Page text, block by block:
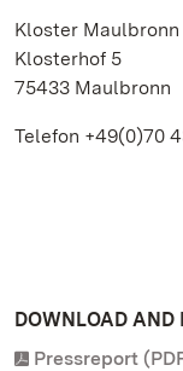
Kloster Maulbronn
Klosterhof 5
75433 Maulbronn
Telefon +49(0)70
DOWNLOAD AND
Pressreport